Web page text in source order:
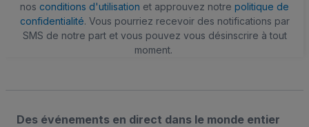
nos conditions d'utilisation et approuvez notre politique de
confidentialité. Vous pourriez recevoir des notifications par
SMS de notre part et vous pouvez vous désinscrire à tout
moment.
Des événements en direct dans le monde entier